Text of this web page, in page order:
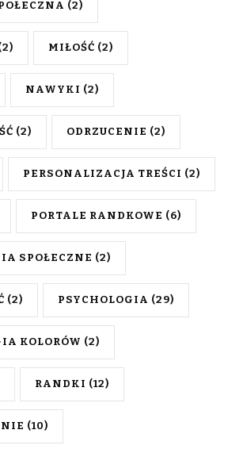
(2)
MIŁOŚĆ (2)
NAWYKI (2)
(2) ODRZUCENIE (2)
PERSONALIZACJA TREŚCI (2)
PORTALE RANDKOWE (6)
SPOŁECZNE (2)
(2) PSYCHOLOGIA (29)
KOLORÓW (2)
RANDKI (12)
(10)